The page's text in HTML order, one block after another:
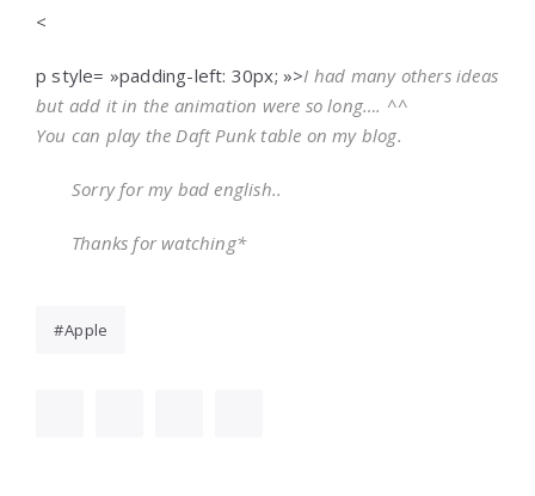
<
p style= »padding-left: 30px; »>I had many others ideas
but add it in the animation were so long…. ^^
You can play the Daft Punk table on my blog.
Sorry for my bad english..
Thanks for watching*
Apple